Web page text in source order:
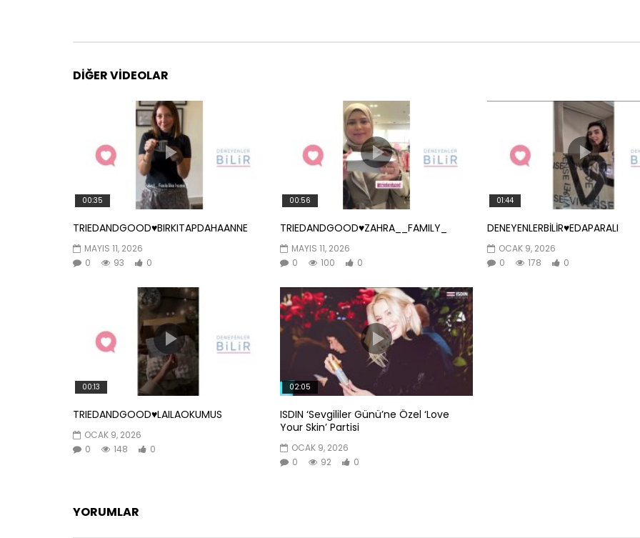
DIĞER VIDEOLAR
00:35
TRIEDANDGOOD♥️BIRKITAPDAHAANNE
MAYIS 11, 2026
0
93 0
00:56
TRIEDANDGOOD♥️ZAHRA__FAMILY_
MAYIS 11, 2026
0
100 0
01:44
DENEYENLERBİLİR♥️EDAPARALI
OCAK 9, 2026
0
178 0
00:13
TRIEDANDGOOD♥️LAILAOKUMUS
OCAK 9, 2026
0
148 0
02:05
ISDIN ‘Sevgililer Günü’ne Özel ‘Love
Your Skin’ Partisi
OCAK 9, 2026
0
92 0
YORUMLAR